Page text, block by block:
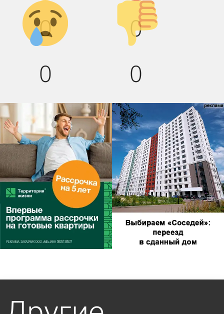
0 0
Грусть :(
0
Палец
вниз!
0